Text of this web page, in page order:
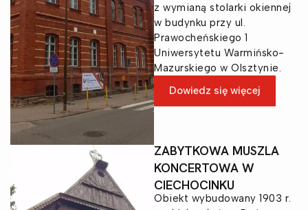
z wymianą stolarki okiennej
w budynku przy ul.
Prawocheńskiego 1
Uniwersytetu Warmińsko-
Mazurskiego w Olsztynie.
Dowiedz się więcej
ZABYTKOWA MUSZLA
KONCERTOWA W
CIECHOCINKU
Obiekt wybudowany 1903 r.